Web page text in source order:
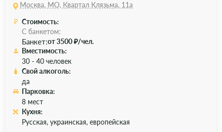
Москва, МО, Квартал Клязьма, 11а
Стоимость:
С банкетом:
Банкет:от 3500 ₽/чел.
Вместимость:
30 - 40 человек
Свой алкоголь:
да
Парковка:
8 мест
Кухня:
Русская, украинская, европейская